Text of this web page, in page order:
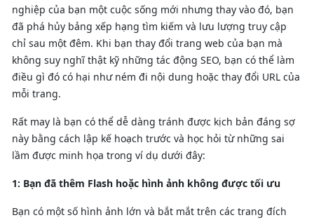
nghiệp của bạn một cuộc sống mới nhưng thay vào đó, bạn
đã phá hủy bảng xếp hạng tìm kiếm và lưu lượng truy cập
chỉ sau một đêm. Khi bạn thay đổi trang web của bạn mà
không suy nghĩ thật kỹ những tác động SEO, bạn có thể làm
điều gì đó có hại như ném đi nội dung hoặc thay đổi URL của
mỗi trang.
Rất may là bạn có thể dễ dàng tránh được kịch bản đáng sợ
này bằng cách lập kế hoạch trước và học hỏi từ những sai
lầm được minh họa trong ví dụ dưới đây:
1: Bạn đã thêm Flash hoặc hình ảnh không được tối ưu
Bạn có một số hình ảnh lớn và bắt mắt trên các trang đích